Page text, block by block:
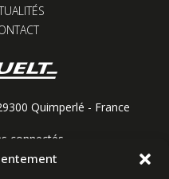
Quimperlé - France
connectés